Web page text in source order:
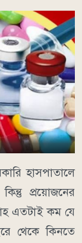
হাসপাতালে
প্রয়োজনের
এতটাই কম যে
থেকে কিনতে